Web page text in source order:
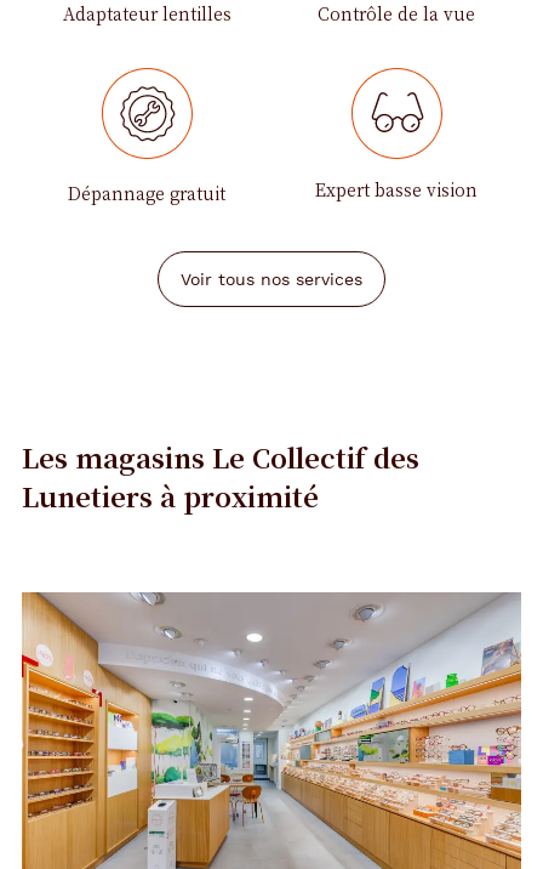
Adaptateur lentilles Contrôle de la vue
Dépannage gratuit Expert basse vision
Voir tous nos services
Les magasins Le Collectif des
Lunetiers à proximité
Opticien
Bordeaux
-
Nansouty
-
Le
Collectif
des
Lunetiers
Voir
la
fiche
Précédent
Suivant